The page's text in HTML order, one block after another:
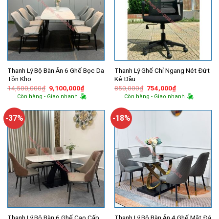
Thanh Lý Bộ Bàn Ăn 6 Ghế Bọc Da
Tồn Kho
14,500,000₫ Giá
gốc
là:
9,100,000₫Giá
hiện
tại
9,100,000₫.
Còn hàng - Giao nhanh
Thanh Lý Ghế Chỉ Ngang Nét Đứt
Kê Đầu
850,000₫ Giá
gốc
là:
754,000₫Giá
hiện
tại
754,000₫.
Còn hàng - Giao nhanh
-37% -18%